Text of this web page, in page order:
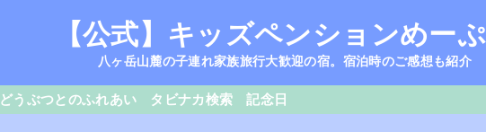
【公式】キッズペンションめー
八ヶ岳山麓の子連れ家族旅行大歓迎の宿。宿泊時のご感想も紹介
どうぶつとのふれあい タビナカ検索 記念日